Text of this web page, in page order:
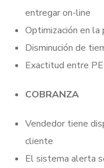
entregar on-line
Optimización en la
Disminución de
Exactitud entre
COBRANZA
Vendedor tiene
cliente
El sistema alerta